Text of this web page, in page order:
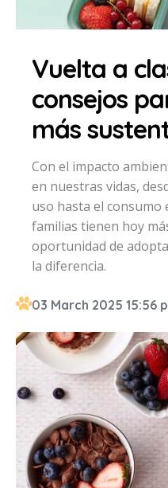
Vuelta a
consejos
más
Con el impacto
en nuestras vidas,
uso hasta el consumo
familias tienen hoy
oportunidad de
la diferencia.
03 March 2025 15:56